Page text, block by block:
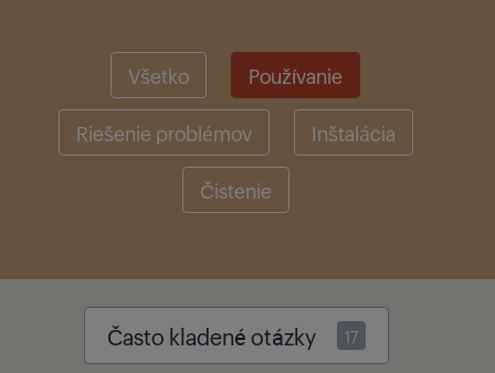
Všetko Používanie
Riešenie problémov Inštalácia
Čistenie
Často kladené otázky 17